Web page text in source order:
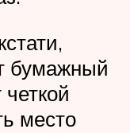
бумажный
место